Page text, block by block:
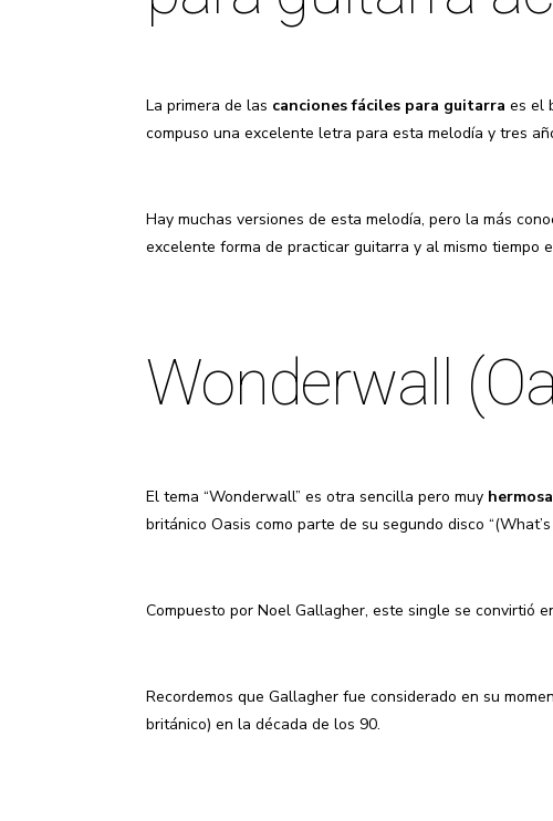
La primera de las canciones fáciles para guitarra es el
compuso una excelente letra para esta melodía y tres
Hay muchas versiones de esta melodía, pero la más
excelente forma de practicar guitarra y al mismo tiempo
Wonderwall
El tema “Wonderwall” es otra sencilla pero muy
británico Oasis como parte de su segundo disco
Compuesto por Noel Gallagher, este single se convirtió
Recordemos que Gallagher fue considerado en su
británico) en la década de los 90.